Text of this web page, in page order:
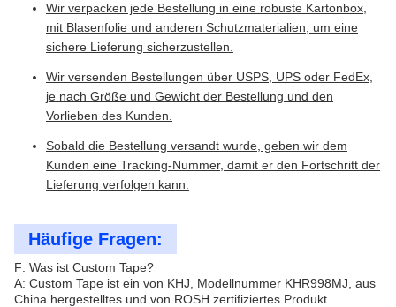
Wir verpacken jede Bestellung in eine robuste Kartonbox,
mit Blasenfolie und anderen Schutzmaterialien, um eine
sichere Lieferung sicherzustellen.
Wir versenden Bestellungen über USPS, UPS oder FedEx,
je nach Größe und Gewicht der Bestellung und den
Vorlieben des Kunden.
Sobald die Bestellung versandt wurde, geben wir dem
Kunden eine Tracking-Nummer, damit er den Fortschritt der
Lieferung verfolgen kann.
Häufige Fragen:
F: Was ist Custom Tape?
A: Custom Tape ist ein von KHJ, Modellnummer KHR998MJ, aus
China hergestelltes und von ROSH zertifiziertes Produkt.